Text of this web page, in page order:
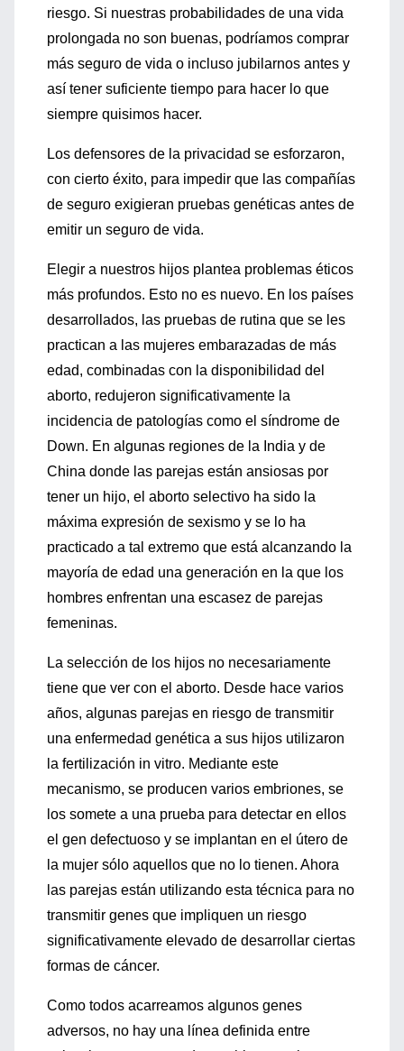
riesgo. Si nuestras probabilidades de una vida
prolongada no son buenas, podríamos comprar
más seguro de vida o incluso jubilarnos antes y
así tener suficiente tiempo para hacer lo que
siempre quisimos hacer.
Los defensores de la privacidad se esforzaron,
con cierto éxito, para impedir que las compañías
de seguro exigieran pruebas genéticas antes de
emitir un seguro de vida.
Elegir a nuestros hijos plantea problemas éticos
más profundos. Esto no es nuevo. En los países
desarrollados, las pruebas de rutina que se les
practican a las mujeres embarazadas de más
edad, combinadas con la disponibilidad del
aborto, redujeron significativamente la
incidencia de patologías como el síndrome de
Down. En algunas regiones de la India y de
China donde las parejas están ansiosas por
tener un hijo, el aborto selectivo ha sido la
máxima expresión de sexismo y se lo ha
practicado a tal extremo que está alcanzando la
mayoría de edad una generación en la que los
hombres enfrentan una escasez de parejas
femeninas.
La selección de los hijos no necesariamente
tiene que ver con el aborto. Desde hace varios
años, algunas parejas en riesgo de transmitir
una enfermedad genética a sus hijos utilizaron
la fertilización in vitro. Mediante este
mecanismo, se producen varios embriones, se
los somete a una prueba para detectar en ellos
el gen defectuoso y se implantan en el útero de
la mujer sólo aquellos que no lo tienen. Ahora
las parejas están utilizando esta técnica para no
transmitir genes que impliquen un riesgo
significativamente elevado de desarrollar ciertas
formas de cáncer.
Como todos acarreamos algunos genes
adversos, no hay una línea definida entre